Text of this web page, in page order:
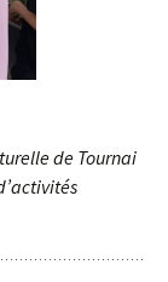
de Tournai